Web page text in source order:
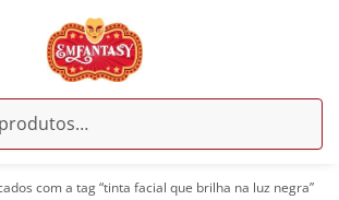
com a tag “tinta facial que brilha na luz negra”